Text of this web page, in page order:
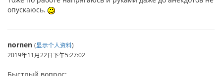
опускаюсь.
nornen (显示个人资料)
2019年11月22日下午5:27:02